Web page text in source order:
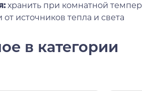
хранить при комнатной
источников тепла и света
в категории